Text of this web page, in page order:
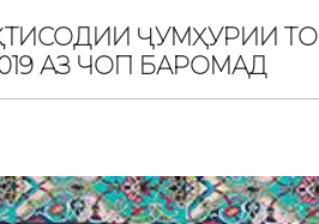
ҶУМҲУРИИ
АЗ ЧОП БАРОМАД